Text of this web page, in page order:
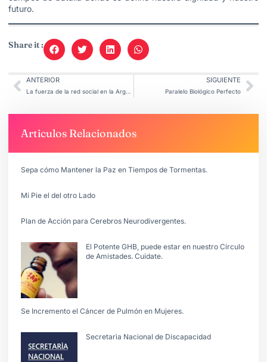
futuro.
Share it :
ANTERIOR SIGUIENTE
Paralelo Biológico Perfecto
Articulos Relacionados
Sepa cómo Mantener la Paz en Tiempos de Tormentas.
Mi Pie el del otro Lado
Plan de Acción para Cerebros Neurodivergentes.
El Potente GHB, puede estar en nuestro Círculo
de Amistades. Cuidate.
Se Incremento el Cáncer de Pulmón en Mujeres.
Secretarìa Nacional de Discapacidad